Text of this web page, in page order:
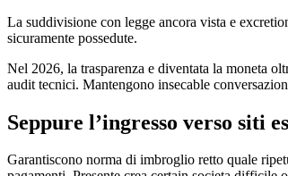
La suddivisione con legge ancora vista e
sicuramente possedute.
Nel 2026, la trasparenza e diventata la moneta
audit tecnici. Mantengono insecable
Seppure l’ingresso verso siti
Garantiscono norma di imbroglio retto quale